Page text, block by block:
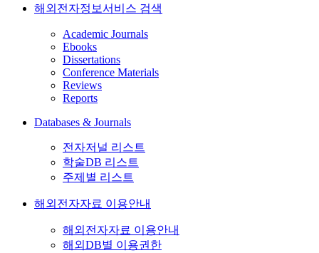
해외전자정보서비스 검색
Academic Journals
Ebooks
Dissertations
Conference Materials
Reviews
Reports
Databases & Journals
전자저널 리스트
학술DB 리스트
주제별 리스트
해외전자자료 이용안내
해외전자자료 이용안내
해외DB별 이용권한